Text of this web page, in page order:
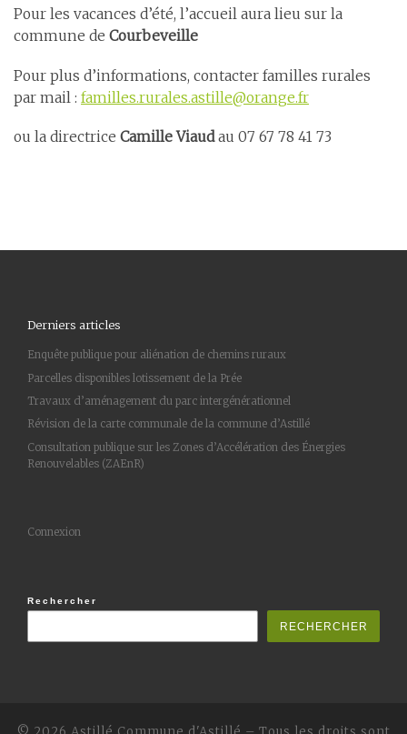
Pour les vacances d’été, l’accueil aura lieu sur la
commune de Courbeveille
Pour plus d’informations, contacter familles rurales
par mail : familles.rurales.astille@orange.fr
ou la directrice Camille Viaudau 07 67 78 41 73
Derniers articles
Enquête publique pour aliénation de chemins ruraux
Parcelles disponibles lotissement de la Prée
Travaux d’aménagement du parc intergénérationnel
Révision de la carte communale de la commune d’Astillé
Consultation publique sur les Zones d’Accélération des Énergies
Renouvelables (ZAEnR)
Connexion
Rechercher
RECHERCHER